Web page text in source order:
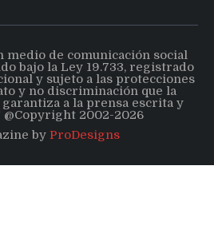
medio de comunicación social
bajo la Ley 19.733, registrado
y sujeto a las protecciones
y no discriminación que la
a la prensa escrita y
@Copyright 2002-2026
by ProDesigns